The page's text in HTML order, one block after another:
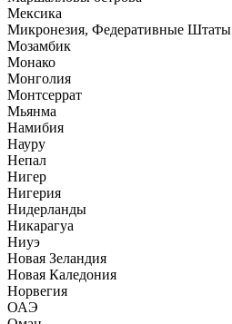
Мексика
Микронезия, Федеративные Штаты
Мозамбик
Монако
Монголия
Монтсеррат
Мьянма
Намибия
Науру
Непал
Нигер
Нигерия
Нидерланды
Никарагуа
Ниуэ
Новая Зеландия
Новая Каледония
Норвегия
ОАЭ